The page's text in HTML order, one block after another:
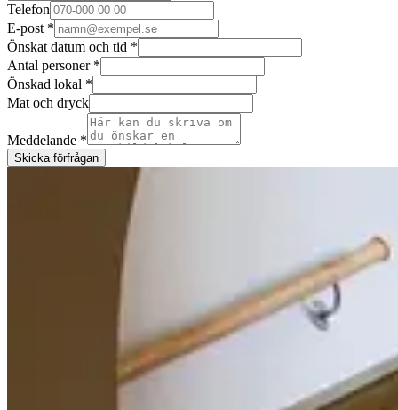
Telefon
E-post *
Önskat datum och tid *
Antal personer*
Önskad lokal *
Mat och dryck
Meddelande *
Skicka förfrågan